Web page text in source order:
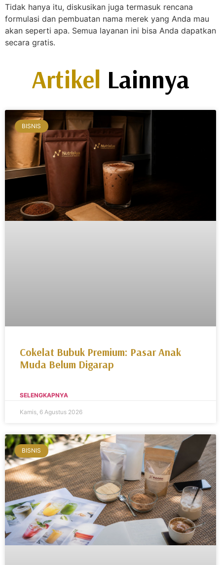
Tidak hanya itu, diskusikan juga termasuk rencana
formulasi dan pembuatan nama merek yang Anda mau
akan seperti apa. Semua layanan ini bisa Anda dapatkan
secara gratis.
Artikel Lainnya
BISNIS
Cokelat Bubuk Premium: Pasar Anak
Muda Belum Digarap
SELENGKAPNYA
Kamis, 6 Agustus 2026
BISNIS